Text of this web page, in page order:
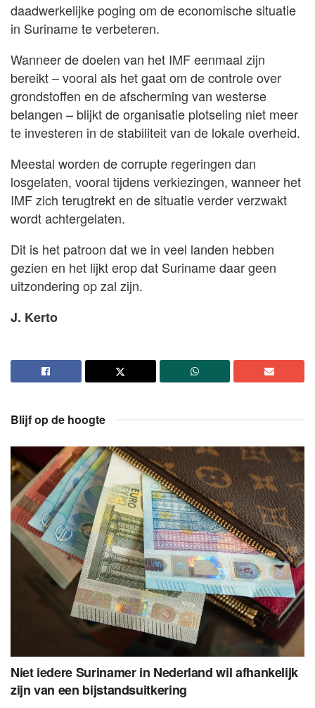
daadwerkelijke poging om de economische situatie
in Suriname te verbeteren.
Wanneer de doelen van het IMF eenmaal zijn
bereikt – vooral als het gaat om de controle over
grondstoffen en de afscherming van westerse
belangen – blijkt de organisatie plotseling niet meer
te investeren in de stabiliteit van de lokale overheid.
Meestal worden de corrupte regeringen dan
losgelaten, vooral tijdens verkiezingen, wanneer het
IMF zich terugtrekt en de situatie verder verzwakt
wordt achtergelaten.
Dit is het patroon dat we in veel landen hebben
gezien en het lijkt erop dat Suriname daar geen
uitzondering op zal zijn.
J. Kerto
Blijf op de hoogte
Niet iedere Surinamer in Nederland wil afhankelijk
zijn van een bijstandsuitkering